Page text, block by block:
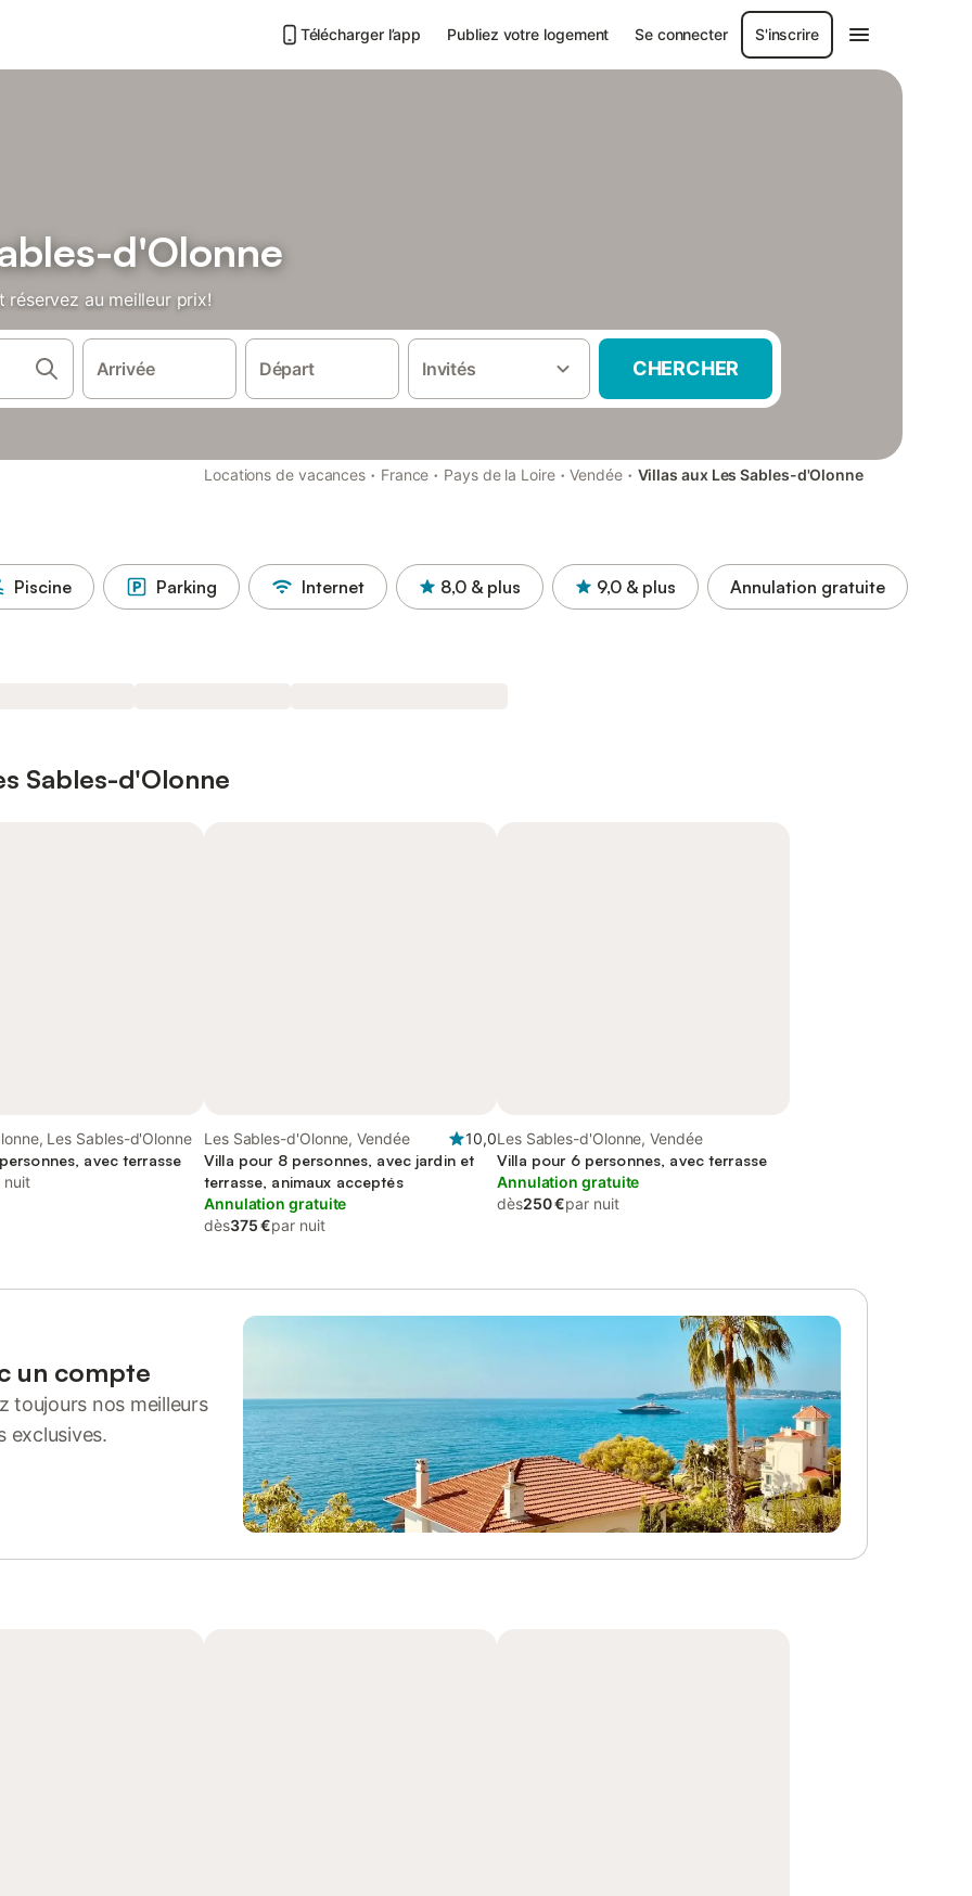
Télécharger l’app Publiez votre logement Se connecter S'inscrire
d'Olonne
au meilleur prix!
Arrivée Départ Invités CHERCHER
Locations de vacances · France · Pays de la Loire · Vendée · Villas aux Les Sables-d'Olonne
Piscine Parking Internet 8,0 & plus 9,0 & plus Annulation gratuite
Sables-d'Olonne
Les Sables-d'Olonne
avec terrasse
nuit
Les Sables-d'Olonne, Vendée
10,0
Villa pour 8 personnes, avec jardin et
terrasse, animaux acceptés
Annulation gratuite
dès375 €par nuit
Les Sables-d'Olonne, Vendée
Villa pour 6 personnes, avec terrasse
Annulation gratuite
dès250 €par nuit
un compte
toujours nos meilleurs
exclusives.